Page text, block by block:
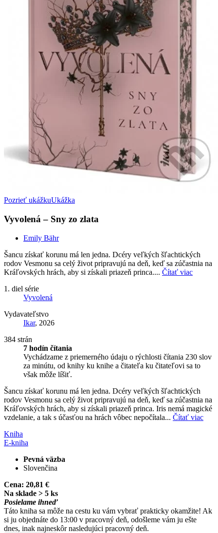
Pozrieť ukážkuUkážka
Vyvolená – Sny zo zlata
Emily Bähr
Šancu získať korunu má len jedna. Dcéry veľkých šľachtických
rodov Vesmonu sa celý život pripravujú na deň, keď sa zúčastnia na
Kráľovských hrách, aby si získali priazeň princa.... Čítať viac
1. diel série
Vyvolená
Vydavateľstvo
Ikar, 2026
384 strán
7 hodín čítania
Vychádzame z priemerného údaju o rýchlosti čítania 230 slov
za minútu, od knihy ku knihe a čitateľa ku čitateľovi sa to
však môže líšiť.
Šancu získať korunu má len jedna. Dcéry veľkých šľachtických
rodov Vesmonu sa celý život pripravujú na deň, keď sa zúčastnia na
Kráľovských hrách, aby si získali priazeň princa. Iris nemá magické
vzdelanie, a tak s účasťou na hrách vôbec nepočítala... Čítať viac
Kniha
E-kniha
Pevná väzba
Slovenčina
Cena: 20,81 €
Na sklade > 5 ks
Posielame ihneď
Táto kniha sa môže na cestu ku vám vybrať prakticky okamžite! Ak
si ju objednáte do 13:00 v pracovný deň, odošleme vám ju ešte
dnes, inak najneskôr nasledujúci pracovný deň.